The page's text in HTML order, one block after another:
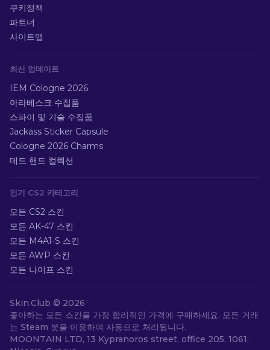
쿠키정책
파트너
사이트맵
최신 업데이트
IEM Cologne 2026
아라베스크 수집품
스파이 및 기술 수집품
Jackass Sticker Capsule
Cologne 2026 Charms
데드 핸드 컬렉션
인기 CS2 카테고리
모든 CS2 스킨
모든 AK-47 스킨
모든 M4A1-S 스킨
모든 AWP 스킨
모든 나이프 스킨
Skin.Club © 2026
좋아하는 모든 스킨을 가장 합리적인 가격에 구매하세요. 모든 거래
는 Steam 봇을 이용하여 자동으로 처리됩니다.
MOONTAIN LTD, 13 Kypranoros street, office 205, 1061,